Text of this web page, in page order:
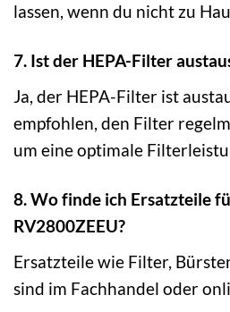
lassen, wenn du nicht zu
7. Ist der HEPA-Filter
Ja, der HEPA-Filter ist
empfohlen, den Filter
um eine optimale
8. Wo finde ich Ersatzteile
RV2800ZEEU?
Ersatzteile wie Filter,
sind im Fachhandel oder